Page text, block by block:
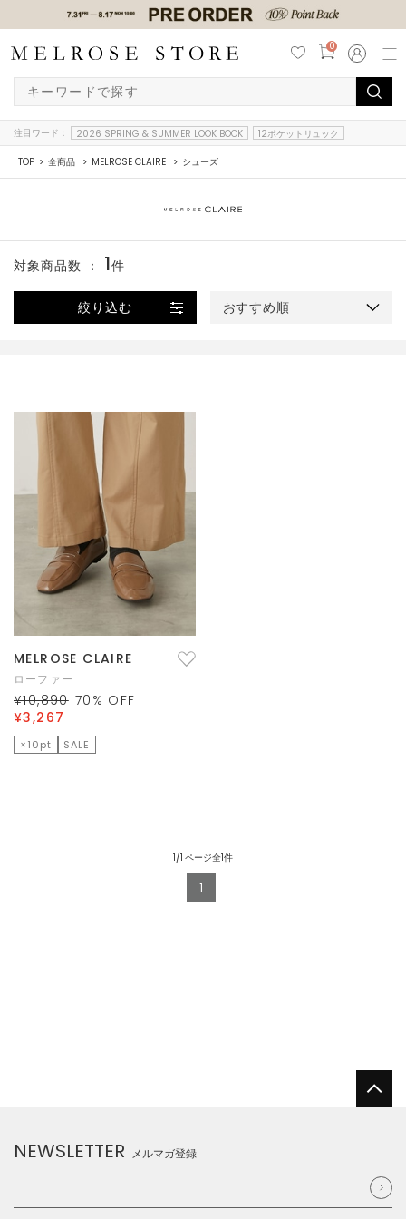
0
注目ワード： 2026 SPRING & SUMMER LOOK BOOK 12ポケットリュック
TOP 全商品 MELROSE CLAIRE シューズ
絞り込む おすすめ順
対象商品数 ： 1件
MELROSE CLAIRE
ローファー
¥10,890 70 % OFF
¥3,267
×10pt SALE
1/1 ページ全1件
1
NEWSLETTER メルマガ登録